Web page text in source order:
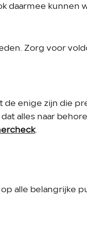
daarmee kunnen
Zorg voor
de enige zijn die
alles naar
.
alle belangrijke